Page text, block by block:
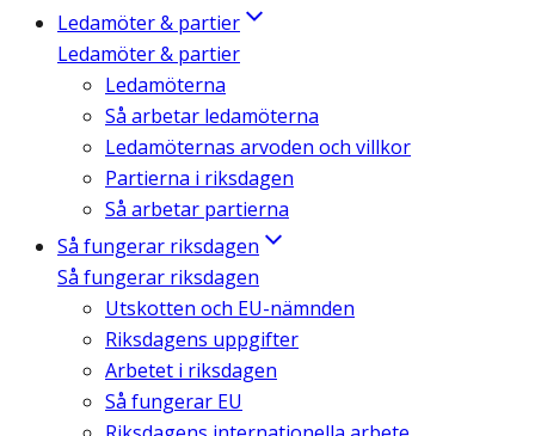
Ledamöter & partier
Ledamöter & partier
Ledamöterna
Så arbetar ledamöterna
Ledamöternas arvoden och villkor
Partierna i riksdagen
Så arbetar partierna
Så fungerar riksdagen
Så fungerar riksdagen
Utskotten och EU-nämnden
Riksdagens uppgifter
Arbetet i riksdagen
Så fungerar EU